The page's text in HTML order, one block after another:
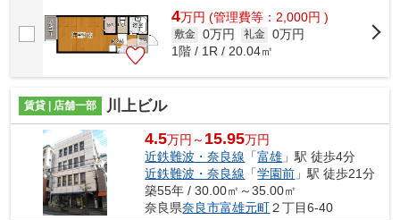
4万円 (管理費等：2,000円 )
敷金 0万円 礼金 0万円
1階 / 1R / 20.04㎡
賃貸 | 店舗一部 川上ビル
4.5万円～ 15.95万円
近鉄難波・奈良線 「富雄 」駅 徒歩4分
近鉄難波・奈良線 「学園前 」駅 徒歩21分
築55年 / 30.00㎡～35.00㎡
奈良県奈良市富雄元町２丁目6-40